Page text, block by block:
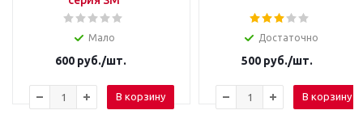
Мало
600 руб./шт.
В корзину
Достаточно
500 руб./шт.
В корзину